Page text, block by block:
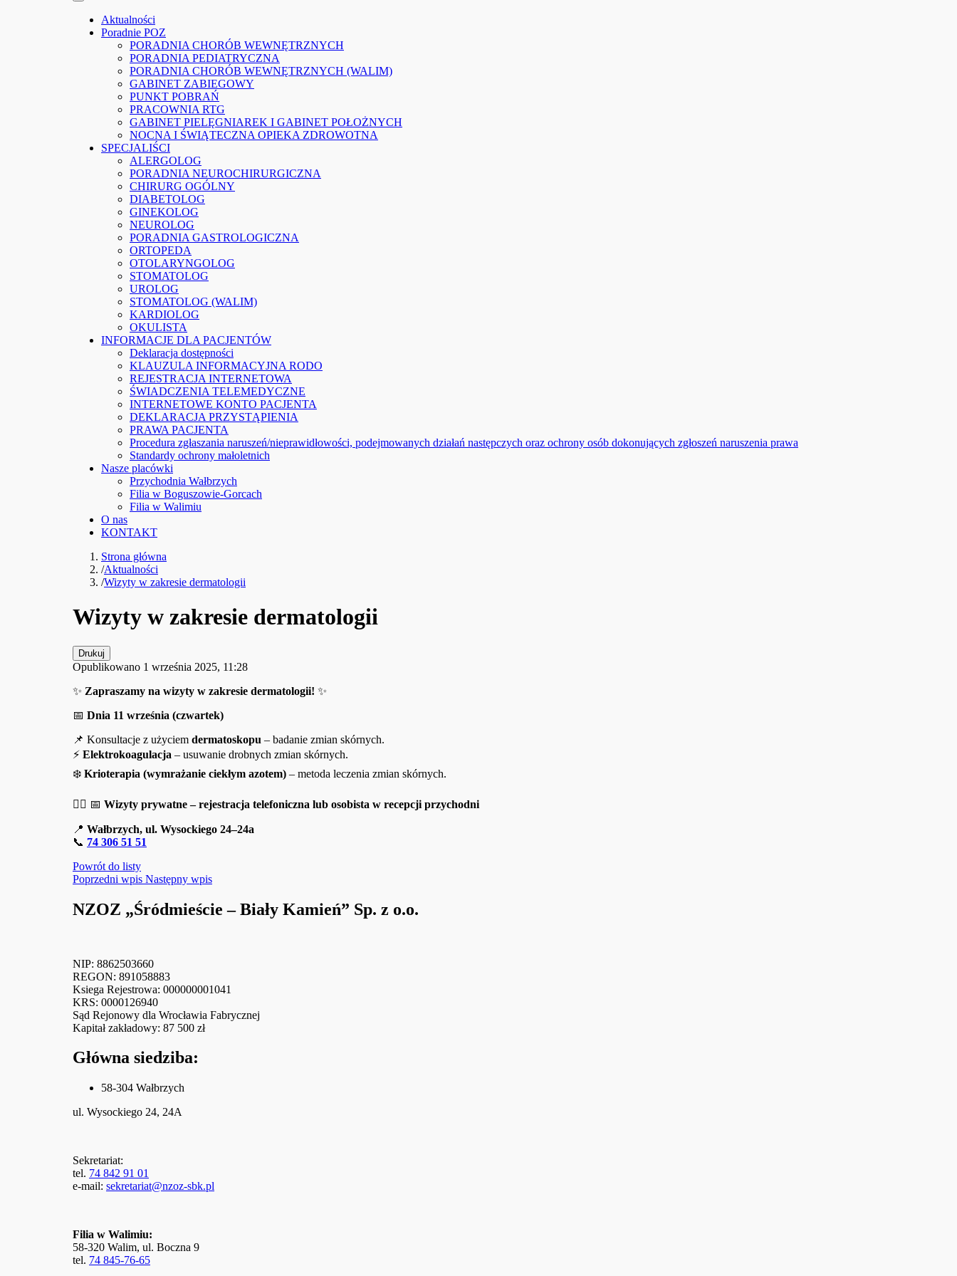
Aktualności
Poradnie POZ
PORADNIA CHORÓB WEWNĘTRZNYCH
PORADNIA PEDIATRYCZNA
PORADNIA CHORÓB WEWNĘTRZNYCH (WALIM)
GABINET ZABIEGOWY
PUNKT POBRAŃ
PRACOWNIA RTG
GABINET PIELĘGNIAREK I GABINET POŁOŻNYCH
NOCNA I ŚWIĄTECZNA OPIEKA ZDROWOTNA
SPECJALIŚCI
ALERGOLOG
PORADNIA NEUROCHIRURGICZNA
CHIRURG OGÓLNY
DIABETOLOG
GINEKOLOG
NEUROLOG
PORADNIA GASTROLOGICZNA
ORTOPEDA
OTOLARYNGOLOG
STOMATOLOG
UROLOG
STOMATOLOG (WALIM)
KARDIOLOG
OKULISTA
INFORMACJE DLA PACJENTÓW
Deklaracja dostępności
KLAUZULA INFORMACYJNA RODO
REJESTRACJA INTERNETOWA
ŚWIADCZENIA TELEMEDYCZNE
INTERNETOWE KONTO PACJENTA
DEKLARACJA PRZYSTĄPIENIA
PRAWA PACJENTA
Procedura zgłaszania naruszeń/nieprawidłowości, podejmowanych działań następczych oraz ochrony osób dokonujących zgłoszeń naruszenia prawa
Standardy ochrony małoletnich
Nasze placówki
Przychodnia Wałbrzych
Filia w Boguszowie-Gorcach
Filia w Walimiu
O nas
KONTAKT
Strona główna
/Aktualności
/Wizyty w zakresie dermatologii
Wizyty w zakresie dermatologii
Drukuj
Opublikowano 1 września 2025, 11:28
✨ Zapraszamy na wizyty w zakresie dermatologii! ✨
📅 Dnia 11 września (czwartek)
📌 Konsultacje z użyciem dermatoskopu – badanie zmian skórnych.
⚡ Elektrokoagulacja – usuwanie drobnych zmian skórnych.
❄️ Krioterapia (wymrażanie ciekłym azotem) – metoda leczenia zmian skórnych.
👩‍⚕️ 📅 Wizyty prywatne – rejestracja telefoniczna lub osobista w recepcji przychodni
📍 Wałbrzych, ul. Wysockiego 24–24a
📞 74 306 51 51
Powrót do listy
Poprzedni wpis Następny wpis
NZOZ „Śródmieście – Biały Kamień” Sp. z o.o.
NIP: 8862503660
REGON: 891058883
Ksiega Rejestrowa: 000000001041
KRS: 0000126940
Sąd Rejonowy dla Wrocławia Fabrycznej
Kapitał zakładowy: 87 500 zł
Główna siedziba:
58-304 Wałbrzych
ul. Wysockiego 24, 24A
Sekretariat:
tel. 74 842 91 01
e-mail: sekretariat@nzoz-sbk.pl
Filia w Walimiu:
58-320 Walim, ul. Boczna 9
tel. 74 845-76-65